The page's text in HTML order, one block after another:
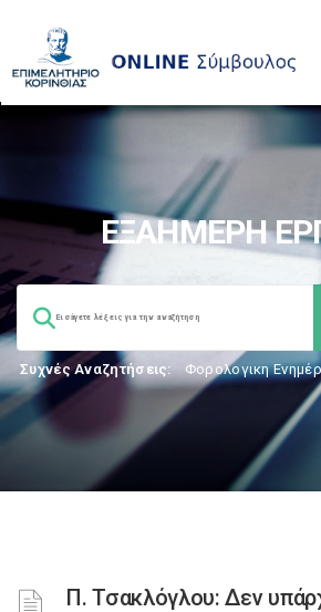
ΕΞΑΗΜΕΡΗ
Συχνές Αναζητήσεις: Φορολογικη
Π. Τσακλόγλου: Δεν